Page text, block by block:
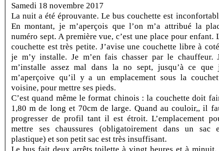
Samedi 18 novembre 2017
La nuit a été éprouvante. Le bus couchette est
En montant, je m’aperçois que l’on m’a attribué la
numéro sept. A première vue, c’est une place pour enfant.
couchette est très petite. J’avise une couchette libre à
je m’y installe. Je m’en fais chasser par le chauffeur.
m’installe assez mal dans la no sept, jusqu’à ce que
m’aperçoive qu’il y a un emplacement sous la
voisine, pour mettre ses pieds.
C’est quand même le format chinois : la couchette doit
1,80 m de long et 70cm de large. Quand au couloir,, il
progresser de profil tant il est étroit. L’emplacement
mettre ses chaussures (obligatoirement dans un sac
plastique) et son petit sac est très insuffisant.
Le bus fait deux arrêts toilette à vingt heures et à